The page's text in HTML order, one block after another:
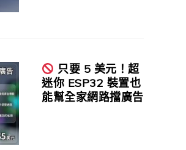
只要 5 美元！超
迷你 ESP32 裝置也
能幫全家網路擋廣告